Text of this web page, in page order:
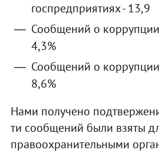
госпредприятиях - 13,9
Сообщений о
4,3%
Сообщений о
8,6%
Нами получено
ти сообщений были взяты
правоохранительными